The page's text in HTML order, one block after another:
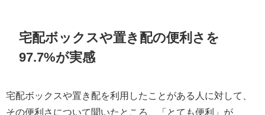
宅配ボックスや置き配の便利さを
97.7%が実感
宅配ボックスや置き配を利用したことがある人に対して、
その便利さについて聞いたところ、「とても便利」が